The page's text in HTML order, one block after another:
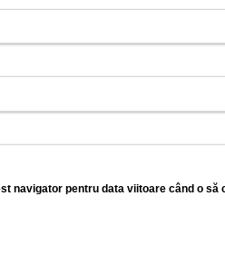
navigator pentru data viitoare când o să